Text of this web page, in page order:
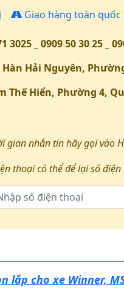
Giao hàng toàn quốc
3025 _ 0909 50 30 25 _
Hàn Hải Nguyên,
Thế Hiển, Phường 4,
gian nhắn tin hãy gọi vào
thoại có thể để lại số
lắp cho xe Winner,